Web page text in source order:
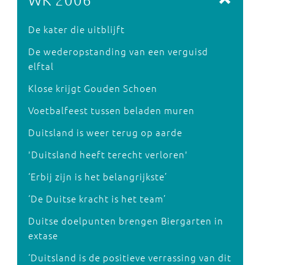
De kater die uitblijft
De wederopstanding van een verguisd
elftal
Klose krijgt Gouden Schoen
Voetbalfeest tussen beladen muren
Duitsland is weer terug op aarde
'Duitsland heeft terecht verloren'
‘Erbij zijn is het belangrijkste’
‘De Duitse kracht is het team’
Duitse doelpunten brengen Biergarten in
extase
‘Duitsland is de positieve verrassing van dit